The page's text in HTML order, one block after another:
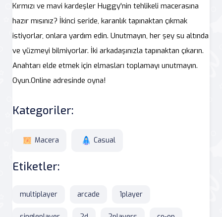
Kırmızı ve mavi kardeşler Huggy'nin tehlikeli macerasına
hazır mısınız? İkinci seride, karanlık tapınaktan çıkmak
istiyorlar, onlara yardım edin. Unutmayın, her şey su altında
ve yüzmeyi bilmiyorlar. İki arkadaşınızla tapınaktan çıkarın.
Anahtarı elde etmek için elmasları toplamayı unutmayın.
Oyun.Online adresinde oyna!
Kategoriler:
Macera Casual
Etiketler:
multiplayer arcade 1player